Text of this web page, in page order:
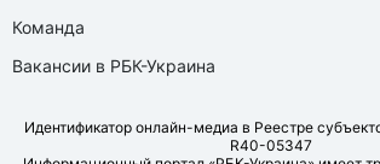
Команда
Вакансии в РБК-Украина
Идентификатор онлайн-медиа в Реестре
R40-05347